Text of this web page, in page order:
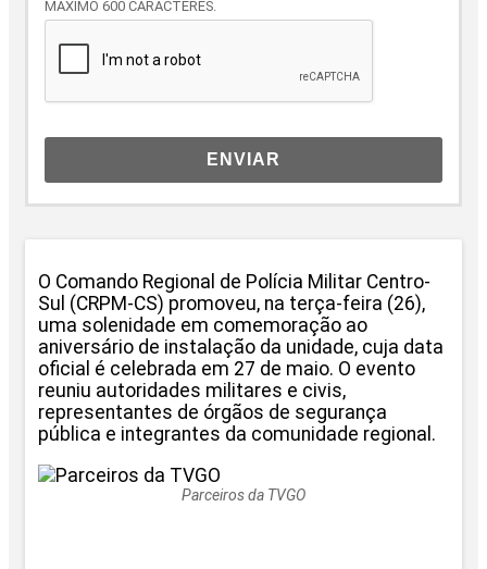
MÁXIMO 600 CARACTERES.
ENVIAR
O Comando Regional de Polícia Militar Centro-
Sul (CRPM-CS) promoveu, na terça-feira (26),
uma solenidade em comemoração ao
aniversário de instalação da unidade, cuja data
oficial é celebrada em 27 de maio. O evento
reuniu autoridades militares e civis,
representantes de órgãos de segurança
pública e integrantes da comunidade regional.
Parceiros da TVGO